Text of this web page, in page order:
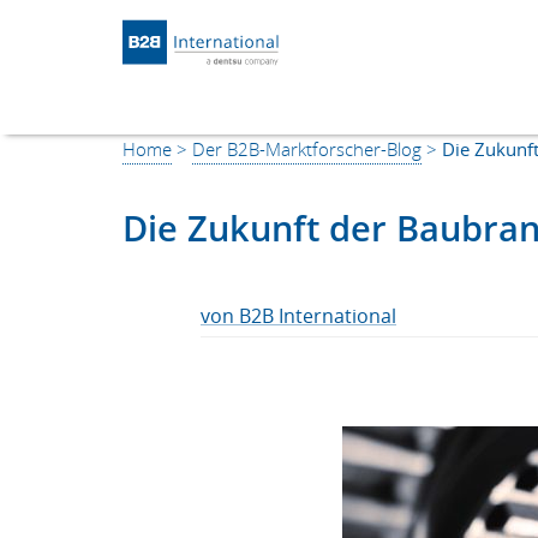
Return to Homepage
Home > Der B2B-Marktforscher-Blog > Die
Die Zukunft der
von B2B International